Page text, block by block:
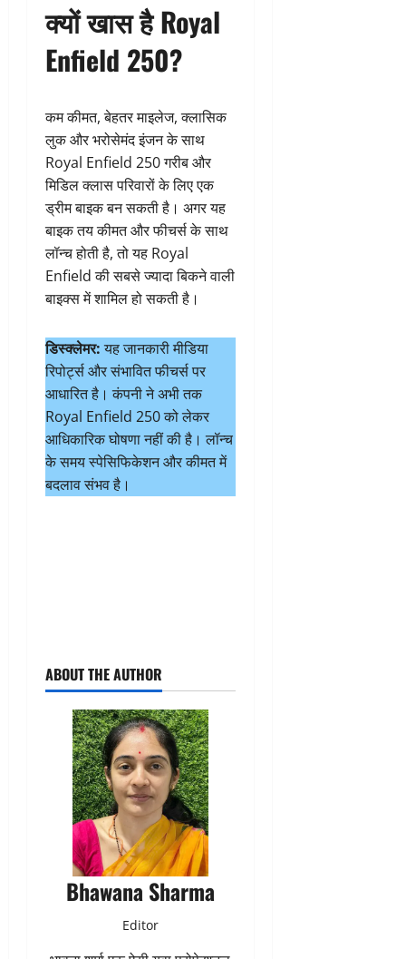
क्यों खास है Royal
Enfield 250?
कम कीमत, बेहतर माइलेज, क्लासिक
लुक और भरोसेमंद इंजन के साथ
Royal Enfield 250 गरीब और
मिडिल क्लास परिवारों के लिए एक
ड्रीम बाइक बन सकती है। अगर यह
बाइक तय कीमत और फीचर्स के साथ
लॉन्च होती है, तो यह Royal
Enfield की सबसे ज्यादा बिकने वाली
बाइक्स में शामिल हो सकती है।
डिस्क्लेमर:यह जानकारी मीडिया
रिपोर्ट्स और संभावित फीचर्स पर
आधारित है। कंपनी ने अभी तक
Royal Enfield 250 को लेकर
आधिकारिक घोषणा नहीं की है। लॉन्च
के समय स्पेसिफिकेशन और कीमत में
बदलाव संभव है।
ABOUT THE AUTHOR
Bhawana Sharma
Editor